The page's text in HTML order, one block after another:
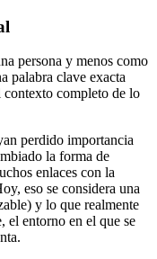
persona y menos como
palabra clave exacta
contexto completo de lo
perdido importancia
la forma de
enlaces con la
eso se considera una
y lo que realmente
el entorno en el que se